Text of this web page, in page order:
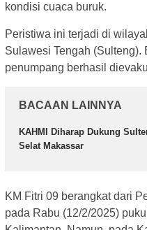
kondisi cuaca buruk.
Peristiwa ini terjadi di
Sulawesi Tengah (Sulteng).
penumpang berhasil
BACAAN LAINNYA
KAHMI Diharap Dukung
Selat Makassar
KM Fitri 09 berangkat dari
pada Rabu (12/2/2025)